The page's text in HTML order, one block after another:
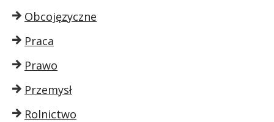
Obcojęzyczne
Praca
Prawo
Przemysł
Rolnictwo